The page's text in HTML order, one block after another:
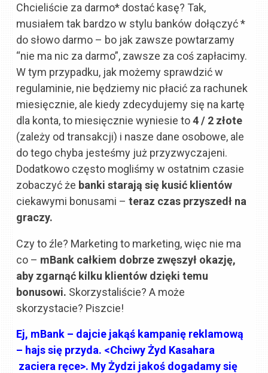
Chcieliście za darmo* dostać kasę? Tak,
musiałem tak bardzo w stylu banków dołączyć *
do słowo darmo – bo jak zawsze powtarzamy
“nie ma nic za darmo”, zawsze za coś zapłacimy.
W tym przypadku, jak możemy sprawdzić w
regulaminie, nie będziemy nic płacić za rachunek
miesięcznie, ale kiedy zdecydujemy się na kartę
dla konta, to miesięcznie wyniesie to4 / 2 złote
(zależy od transakcji) i nasze dane osobowe, ale
do tego chyba jesteśmy już przyzwyczajeni.
Dodatkowo często mogliśmy w ostatnim czasie
zobaczyć że banki starają się kusić klientów
ciekawymi bonusami – teraz czas przyszedł na
graczy.
Czy to źle? Marketing to marketing, więc nie ma
co – mBank całkiem dobrze zwęszył okazję,
aby zgarnąć kilku klientów dzięki temu
bonusowi. Skorzystaliście? A może
skorzystacie? Piszcie!
Ej, mBank – dajcie jakąś kampanię reklamową
– hajs się przyda. <Chciwy Żyd Kasahara
zaciera ręce>. My Żydzi jakoś dogadamy się